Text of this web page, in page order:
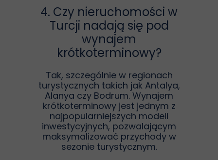
4. Czy nieruchomości w
Turcji nadają się pod
wynajem
krótkoterminowy?
Tak, szczególnie w regionach
turystycznych takich jak Antalya,
Alanya czy Bodrum. Wynajem
krótkoterminowy jest jednym z
najpopularniejszych modeli
inwestycyjnych, pozwalającym
maksymalizować przychody w
sezonie turystycznym.